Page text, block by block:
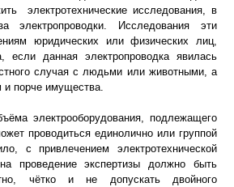
электротехнические исследования, в
электропроводки. Исследования эти
юридических или физических лиц,
данная электропроводка явилась
случая с людьми или животными, а
и порче имущества.
электрооборудования, подлежащего
проводиться единолично или группой
с привлечением электротехнической
проведение экспертизы должно быть
чётко и не допускать двойного